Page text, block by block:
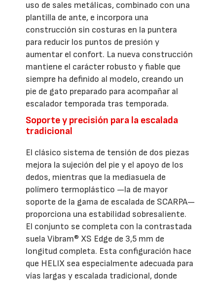
uso de sales metálicas, combinado con una
plantilla de ante, e incorpora una
construcción sin costuras en la puntera
para reducir los puntos de presión y
aumentar el confort. La nueva construcción
mantiene el carácter robusto y fiable que
siempre ha definido al modelo, creando un
pie de gato preparado para acompañar al
escalador temporada tras temporada.
Soporte y precisión para la escalada
tradicional
El clásico sistema de tensión de dos piezas
mejora la sujeción del pie y el apoyo de los
dedos, mientras que la mediasuela de
polímero termoplástico —la de mayor
soporte de la gama de escalada de SCARPA—
proporciona una estabilidad sobresaliente.
El conjunto se completa con la contrastada
suela Vibram® XS Edge de 3,5 mm de
longitud completa. Esta configuración hace
que HELIX sea especialmente adecuada para
vías largas y escalada tradicional, donde